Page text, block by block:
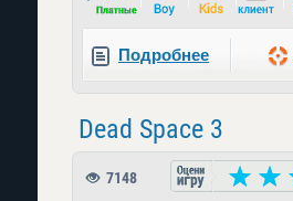
Подробнее
Dead Space 3
7148